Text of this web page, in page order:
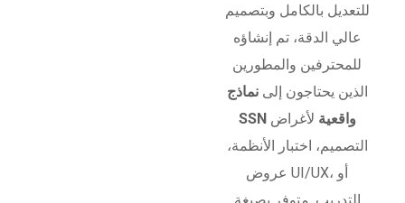
للتعديل بالكامل وبتصميم
عالي الدقة، تم إنشاؤه
للمحترفين والمطورين
الذين يحتاجون إلىنماذج
SSN واقعية لأغراض
التصميم، اختبار الأنظمة،
عروض UI/UX، أو